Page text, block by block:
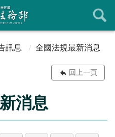
訊息 全國法規最新消息
回上一頁
消息